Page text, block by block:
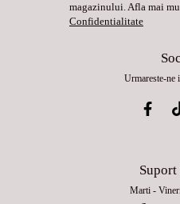
magazinului. Afla mai
Confidentialitate
Urmareste-ne
Marti -